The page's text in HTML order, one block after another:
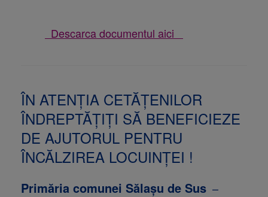
Descarca documentul aici
ÎN ATENȚIA CETĂȚENILOR
ÎNDREPTĂȚIȚI SĂ BENEFICIEZE
DE AJUTORUL PENTRU
ÎNCĂLZIREA LOCUINȚEI !
Primăria comunei Sălașu de Sus –